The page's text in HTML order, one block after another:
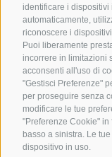
identificare i dispositivi
automaticamente,
riconoscere i
Puoi liberamente
incorrere in limitazioni
acconsenti all'uso di
"Gestisci Preferenze"
per proseguire senza
modificare le tue
"Preferenze Cookie"
basso a sinistra. Le
dispositivo in uso.